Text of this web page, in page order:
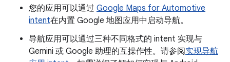
您的应用可以通过 Google Maps for Automotive
intent在内置 Google 地图应用中启动导航。
导航应用可以通过三种不同格式的 intent 实现与
Gemini 或 Google 助理的互操作性。请参阅实现导航